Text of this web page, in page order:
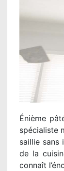
Énième
spécialiste
saillie
de la
connaît